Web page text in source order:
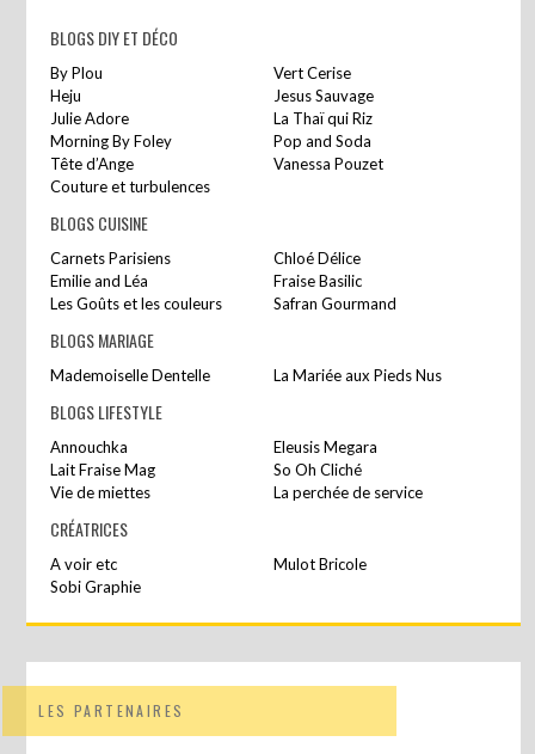
BLOGS DIY ET DÉCO
By Plou
Vert Cerise
Heju
Jesus Sauvage
Julie Adore
La Thaï qui Riz
Morning By Foley
Pop and Soda
Tête d’Ange
Vanessa Pouzet
Couture et turbulences
BLOGS CUISINE
Carnets Parisiens
Chloé Délice
Emilie and Léa
Fraise Basilic
Les Goûts et les couleurs
Safran Gourmand
BLOGS MARIAGE
Mademoiselle Dentelle La Mariée aux Pieds Nus
BLOGS LIFESTYLE
Annouchka
Eleusis Megara
Lait Fraise Mag
So Oh Cliché
Vie de miettes
La perchée de service
CRÉATRICES
A voir etc
Mulot Bricole
Sobi Graphie
LES PARTENAIRES